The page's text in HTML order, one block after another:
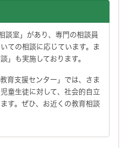
談室」があり、専門の相談員
ての相談に応じています。ま
」も実施しております。
育支援センター」では、さま
童生徒に対して、社会的自立
す。ぜひ、お近くの教育相談